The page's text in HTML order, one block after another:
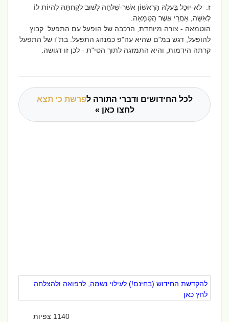
ז. לֹא-יוּכַל בַּעְלָהּ הָרִאשׁוֹן אֲשֶׁר-שִׁלְּחָהּ לָשׁוּב לְקַחְתָּהּ לִהְיוֹת לוֹ
לְאִשָּׁה, אַחֲרֵי אֲשֶׁר הֻטַּמָּאָה.
הוטמאה - צורה מיוחדת, הרכבה של הופעל עם התפעל. קבוץ
להופעל, דגש במ"ם שהיא עה"פ כמנהג התפעל. בת"ו של התפעל
קרתה הידמות, והיא התמזגה לתוך הטי"ת - לכן זו דגושה.
לכל החידושים ודברי התורה לפרשת כי תצא
לחצו כאן »
להקדשת החידוש (בחינם!) לעילוי נשמה, לרפואה ולהצלחה
לחץ כאן
1140 צפיות